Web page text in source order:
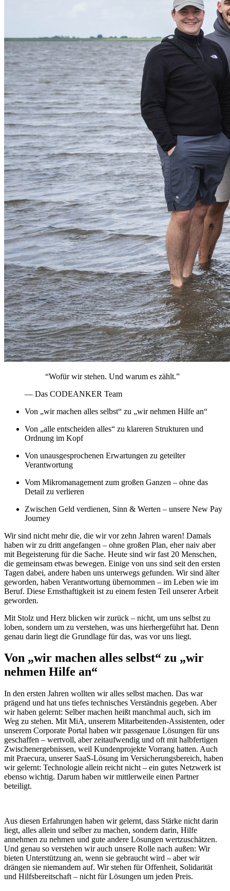
“Wofür wir stehen. Und warum es zählt.”
— Das CODEANKER Team
Von „wir machen alles selbst“ zu „wir nehmen Hilfe an“
Von „alle entscheiden alles“ zu klareren Strukturen und
Ordnung im Kopf
Von unausgesprochenen Erwartungen zu geteilter
Verantwortung
Vom Mikromanagement zum großen Ganzen – ohne das
Detail zu verlieren
Zwischen Geld verdienen, Sinn & Werten – unsere New Pay
Journey
Wir sind nicht mehr die, die wir vor zehn Jahren waren! Damals
haben wir zu dritt angefangen – ohne großen Plan, eher naiv aber
mit Begeisterung für die Sache. Heute sind wir fast 20 Menschen,
die gemeinsam etwas bewegen. Einige von uns sind seit den ersten
Tagen dabei, andere haben uns unterwegs gefunden. Wir sind älter
geworden, haben Verantwortung übernommen – im Leben wie im
Beruf. Diese Ernsthaftigkeit ist zu einem festen Teil unserer Arbeit
geworden.
Mit Stolz und Herz blicken wir zurück – nicht, um uns selbst zu
loben, sondern um zu verstehen, was uns hierhergeführt hat. Denn
genau darin liegt die Grundlage für das, was vor uns liegt.
Von „wir machen alles selbst“ zu „wir
nehmen Hilfe an“
In den ersten Jahren wollten wir alles selbst machen. Das war
prägend und hat uns tiefes technisches Verständnis gegeben. Aber
wir haben gelernt: Selber machen heißt manchmal auch, sich im
Weg zu stehen. Mit MiA, unserem Mitarbeitenden-Assistenten, oder
unserem Corporate Portal haben wir passgenaue Lösungen für uns
geschaffen – wertvoll, aber zeitaufwendig und oft mit halbfertigen
Zwischenergebnissen, weil Kundenprojekte Vorrang hatten. Auch
mit Praecura, unserer SaaS-Lösung im Versicherungsbereich, haben
wir gelernt: Technologie allein reicht nicht – ein gutes Netzwerk ist
ebenso wichtig. Darum haben wir mittlerweile einen Partner
beteiligt.
Aus diesen Erfahrungen haben wir gelernt, dass Stärke nicht darin
liegt, alles allein und selber zu machen, sondern darin, Hilfe
annehmen zu nehmen und gute andere Lösungen wertzuschätzen.
Und genau so verstehen wir auch unsere Rolle nach außen: Wir
bieten Unterstützung an, wenn sie gebraucht wird – aber wir
drängen sie niemandem auf. Wir stehen für Offenheit, Solidarität
und Hilfsbereitschaft – nicht für Lösungen um jeden Preis.